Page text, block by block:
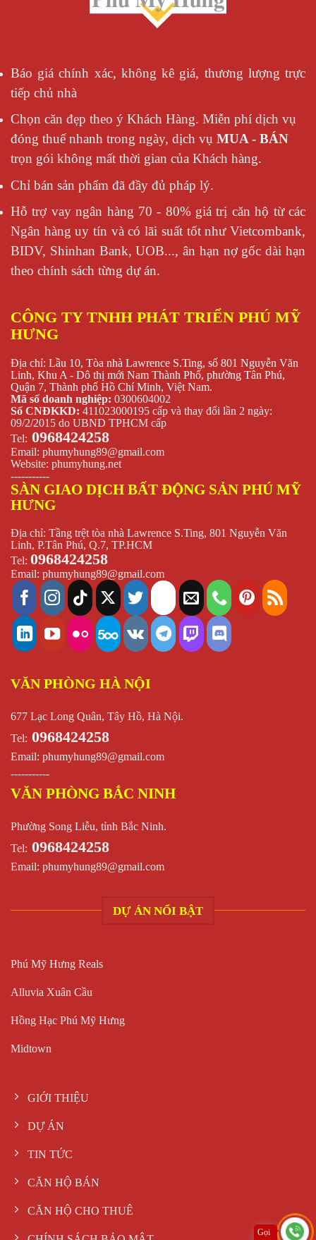
Báo giá chính xác, không kê giá, thương lượng trực
tiếp chủ nhà
Chọn căn đẹp theo ý Khách Hàng. Miễn phí dịch vụ
đóng thuế nhanh trong ngày, dịch vụ MUA - BÁN
trọn gói không mất thời gian của Khách hàng.
Chỉ bán sản phẩm đã đầy đủ pháp lý.
Hỗ trợ vay ngân hàng 70 - 80% giá trị căn hộ từ các
Ngân hàng uy tín và có lãi suất tốt như Vietcombank,
BIDV, Shinhan Bank, UOB..., ân hạn nợ gốc dài hạn
theo chính sách từng dự án.
CÔNG TY TNHH PHÁT TRIỂN PHÚ MỸ
HƯNG
Địa chỉ: Lầu 10, Tòa nhà Lawrence S.Ting, số 801 Nguyễn Văn
Linh, Khu A - Dô thị mới Nam Thành Phố, phường Tân Phú,
Quận 7, Thành phố Hồ Chí Minh, Việt Nam.
Mã số doanh nghiệp: 0300604002
Số CNĐKKD: 411023000195 cấp và thay đổi lần 2 ngày:
09/2/2015 do UBND TPHCM cấp
Tel: 0968424258
Email: phumyhung89@gmail.com
Website: phumyhung.net
-----------
SÀN GIAO DỊCH BẤT ĐỘNG SẢN PHÚ MỸ
HƯNG
Địa chỉ: Tầng trệt tòa nhà Lawrence S.Ting, 801 Nguyễn Văn
Linh, P.Tân Phú, Q.7, TP.HCM
Tel: 0968424258
Email: phumyhung89@gmail.com
VĂN PHÒNG HÀ NỘI
677 Lạc Long Quân, Tây Hồ, Hà Nội.
Tel: 0968424258
Email: phumyhung89@gmail.com
-----------
VĂN PHÒNG BẮC NINH
Phường Song Liễu, tỉnh Bắc Ninh.
Tel: 0968424258
Email: phumyhung89@gmail.com
DỰ ÁN NỔI BẬT
Phú Mỹ Hưng Reals
Alluvia Xuân Cầu
Hồng Hạc Phú Mỹ Hưng
Midtown
GIỚI THIỆU
DỰ ÁN
TIN TỨC
CĂN HỘ BÁN
CĂN HỘ CHO THUÊ
Gọi